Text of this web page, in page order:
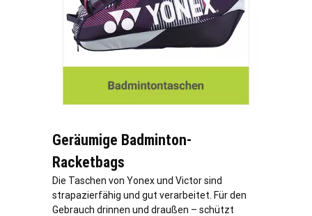
Geräumige Badminton-
Racketbags
Die Taschen von Yonex und Victor sind
strapazierfähig und gut verarbeitet. Für den
Gebrauch drinnen und draußen – schützt